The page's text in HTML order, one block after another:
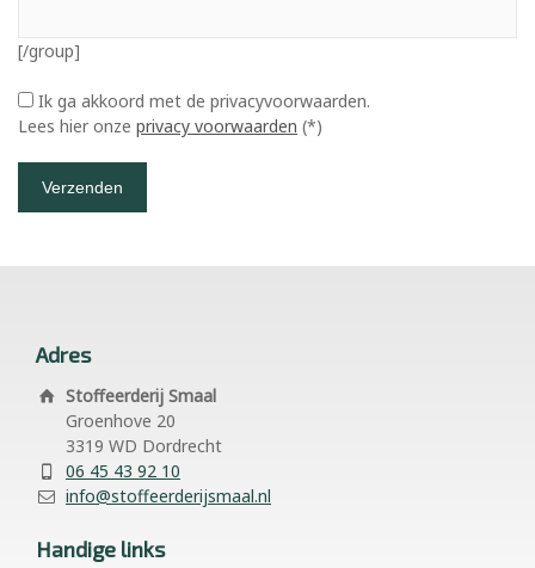
[/group]
Ik ga akkoord met de privacyvoorwaarden.
Lees hier onze privacy voorwaarden (*)
Adres
Stoffeerderij Smaal
Groenhove 20
3319 WD Dordrecht
06 45 43 92 10
info@stoffeerderijsmaal.nl
Handige links